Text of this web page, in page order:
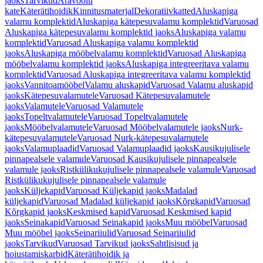
kateKäterätihoidikKinnitusmaterjalDekoratiivkattedAluskapiga
valamu komplektidAluskapiga kätepesuvalamu komplektidVaruosad
Aluskapiga kätepesuvalamu komplektid jaoksAluskapiga valamu
komplektidVaruosad Aluskapiga valamu komplektid
jaoksAluskapiga mööbelvalamu komplektidVaruosad Aluskapiga
mööbelvalamu komplektid jaoksAluskapiga integreeritava valamu
komplektidVaruosad Aluskapiga integreeritava valamu komplektid
jaoksVannitoamööbelValamu aluskapidVaruosad Valamu aluskapid
jaoksKätepesuvalamuteleVaruosad Kätepesuvalamutele
jaoksValamuteleVaruosad Valamutele
jaoksTopeltvalamuteleVaruosad Topeltvalamutele
jaoksMööbelvalamuteleVaruosad Mööbelvalamutele jaoksNurk-
kätepesuvalamuteleVaruosad Nurk-kätepesuvalamutele
jaoksValamuplaadidVaruosad Valamuplaadid jaoksKausikujulisele
pinnapealsele valamuleVaruosad Kausikujulisele pinnapealsele
valamule jaoksRistkülikukujulisele pinnapealsele valamuleVaruosad
Ristkülikukujulisele pinnapealsele valamule
jaoksKüljekapidVaruosad Küljekapid jaoksMadalad
küljekapidVaruosad Madalad küljekapid jaoksKõrgkapidVaruosad
Kõrgkapid jaoksKeskmised kapidVaruosad Keskmised kapid
jaoksSeinakapidVaruosad Seinakapid jaoksMuu mööbelVaruosad
Muu mööbel jaoksSeinariiulidVaruosad Seinariiulid
jaoksTarvikudVaruosad Tarvikud jaoksSahtlisisud ja
hoiustamiskarbidKäterätihoidik ja